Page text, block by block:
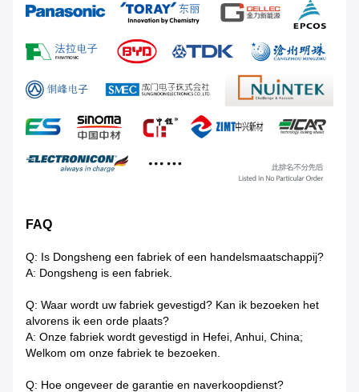
FAQ
Q: Is Dongsheng een fabriek of een handelsmaatschappij?
A: Dongsheng is een fabriek.
Q: Waar wordt uw fabriek gevestigd? Kan ik bezoeken het
alvorens ik een orde plaats?
A: Onze fabriek wordt gevestigd in Hefei, Anhui, China;
Welkom om onze fabriek te bezoeken.
Q: Hoe ongeveer de garantie en naverkoopdienst?